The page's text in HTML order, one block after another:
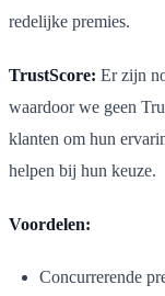
redelijke premies.
TrustScore: Er zijn
waardoor we geen
klanten om hun
helpen bij hun keuze.
Voordelen:
Concurrerende